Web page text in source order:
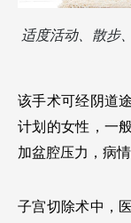
适度活动、散步
该手术可经阴道
计划的女性，一
加盆腔压力，病情
子宫切除术中，